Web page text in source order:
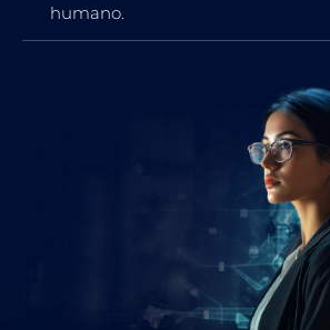
humano.